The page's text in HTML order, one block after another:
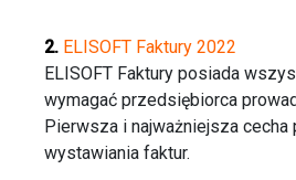
ELISOFT Faktury 2022
ELISOFT Faktury posiada
wymagać przedsiębiorca
Pierwsza i najważniejsza cecha
wystawiania faktur.